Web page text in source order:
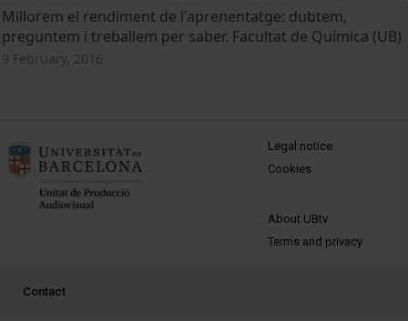
Millorem el rendiment de l'aprenentatge: dubtem,
preguntem i treballem per saber. Facultat de Química (UB)
9 February, 2016
MENÚ PEU 1
Legal notice
Cookies
PEU 2
About UBtv
Terms and privacy
PEU 3
Contact